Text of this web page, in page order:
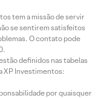
tem a missão de servir
se sentirem satisfeitos
O contato pode
definidos nas tabelas
XP Investimentos:
por quaisquer